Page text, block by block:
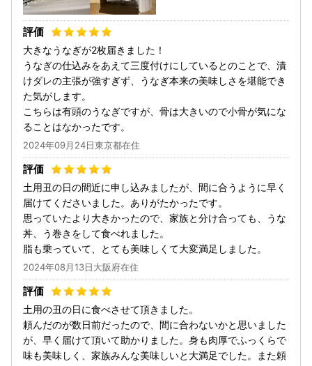
大きなうなぎが2枚届きました！
うなぎの仕込みをあえて三度付けにしているとのことで、漬
けダレの主張が強すぎず、うなぎ本来の美味しさを堪能でき
た気がします。
こちらは有頭のうなぎですが、骨は大きいので小骨が気にな
ることはなかったです。
2024年09月24日東京都在住
土用丑の日の間近に申し込みましたが、間に合うように早く
届けてくださいました。ありがたかったです。
思っていたより大きかったので、家族と分け合っても、うな
丼、う巻きをして食べれました。
脂も乗っていて、とても美味しくて大変満足しました。
2024年08月13日大阪府在住
土用の丑の日に食べさせて頂きました。
頼んだのが数日前だったので、間に合わないかと思いました
が、早く届けて頂いて助かりました。身も肉厚でふっくらで
味も美味しく、家族みんな美味しいと大満足でした。また頼